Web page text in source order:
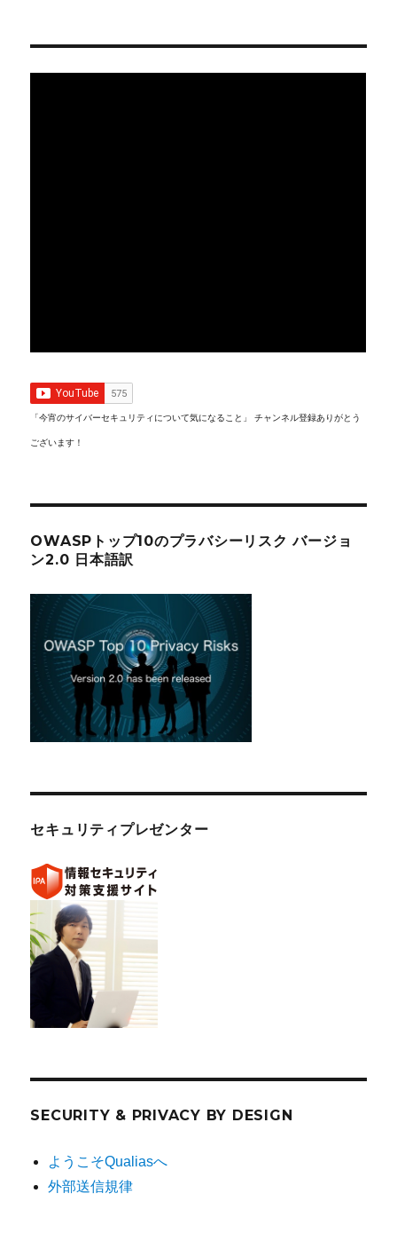
「今宵のサイバーセキュリティについて気になること」 チャンネル登録ありがとう
ございます！
OWASPトップ10のプラバシーリスク バージョ
ン2.0 日本語訳
セキュリティプレゼンター
SECURITY & PRIVACY BY DESIGN
ようこそQualiasへ
外部送信規律